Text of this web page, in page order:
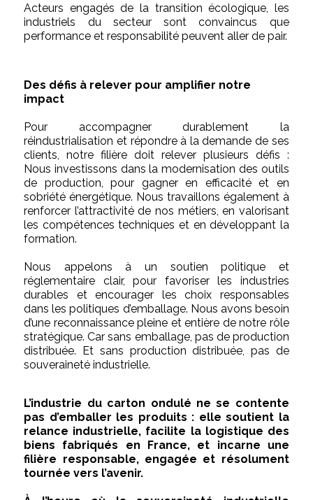
Acteurs engagés de la transition écologique, les
industriels du secteur sont convaincus que
performance et responsabilité peuvent aller de pair.
Des défis à relever pour amplifier notre
impact
Pour accompagner durablement la
réindustrialisation et répondre à la demande de ses
clients, notre filière doit relever plusieurs défis :
Nous investissons dans la modernisation des outils
de production, pour gagner en efficacité et en
sobriété énergétique. Nous travaillons également à
renforcer l’attractivité de nos métiers, en valorisant
les compétences techniques et en développant la
formation.
Nous appelons à un soutien politique et
réglementaire clair, pour favoriser les industries
durables et encourager les choix responsables
dans les politiques d’emballage. Nous avons besoin
d’une reconnaissance pleine et entière de notre rôle
stratégique. Car sans emballage, pas de production
distribuée. Et sans production distribuée, pas de
souveraineté industrielle.
L’industrie du carton ondulé ne se contente
pas d’emballer les produits : elle soutient la
relance industrielle, facilite la logistique des
biens fabriqués en France, et incarne une
filière responsable, engagée et résolument
tournée vers l’avenir.